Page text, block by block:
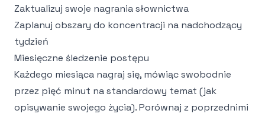
Zaktualizuj swoje nagrania słownictwa
Zaplanuj obszary do koncentracji na nadchodzący
tydzień
Miesięczne śledzenie postępu
Każdego miesiąca nagraj się, mówiąc swobodnie
przez pięć minut na standardowy temat (jak
opisywanie swojego życia). Porównaj z poprzednimi